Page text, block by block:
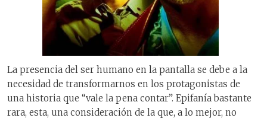
La presencia del ser humano en la pantalla se debe a la
necesidad de transformarnos en los protagonistas de
una historia que “vale la pena contar”. Epifanía bastante
rara, esta, una consideración de la que, a lo mejor, no